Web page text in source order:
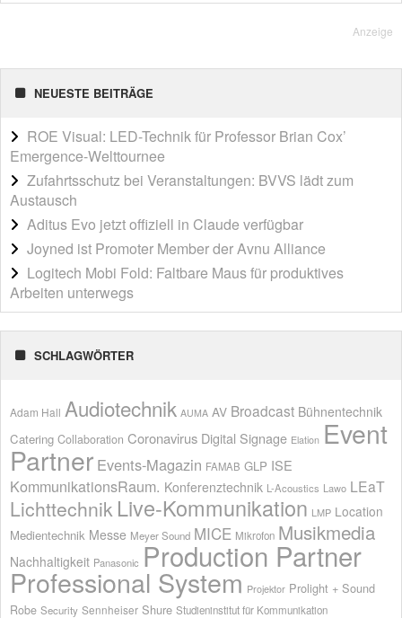
Anzeige
NEUESTE BEITRÄGE
ROE Visual: LED-Technik für Professor Brian Cox’
Emergence-Welttournee
Zufahrtsschutz bei Veranstaltungen: BVVS lädt zum
Austausch
Aditus Evo jetzt offiziell in Claude verfügbar
Joyned ist Promoter Member der Avnu Alliance
Logitech Mobi Fold: Faltbare Maus für produktives
Arbeiten unterwegs
SCHLAGWÖRTER
Adam Hall Audiotechnik AUMA AV Broadcast Bühnentechnik
Catering Collaboration Coronavirus Digital Signage Elation Event
Partner Events-Magazin FAMAB GLP ISE
KommunikationsRaum. Konferenztechnik L-Acoustics Lawo LEaT
Lichttechnik Live-Kommunikation LMP Location
Medientechnik Messe Meyer Sound MICE Mikrofon Musikmedia
Nachhaltigkeit Panasonic Production Partner
Professional System Projektor Prolight + Sound
Robe Security Sennheiser Shure Studieninstitut für Kommunikation